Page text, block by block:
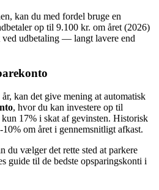
kan du med fordel bruge en
op til 9.100 kr. om året (2026)
udbetaling — langt lavere end
kan det give mening at automatisk
, hvor du kan investere op til
17% i skat af gevinsten. Historisk
om året i gennemsnitligt afkast.
du vælger det rette sted at parkere
guide til de bedste opsparingskonti i